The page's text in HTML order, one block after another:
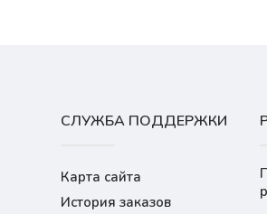
СЛУЖБА ПОДДЕРЖКИ
Карта сайта
История заказов